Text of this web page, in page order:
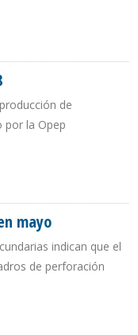
de
por la Opep
mayo
indican que el
de perforación